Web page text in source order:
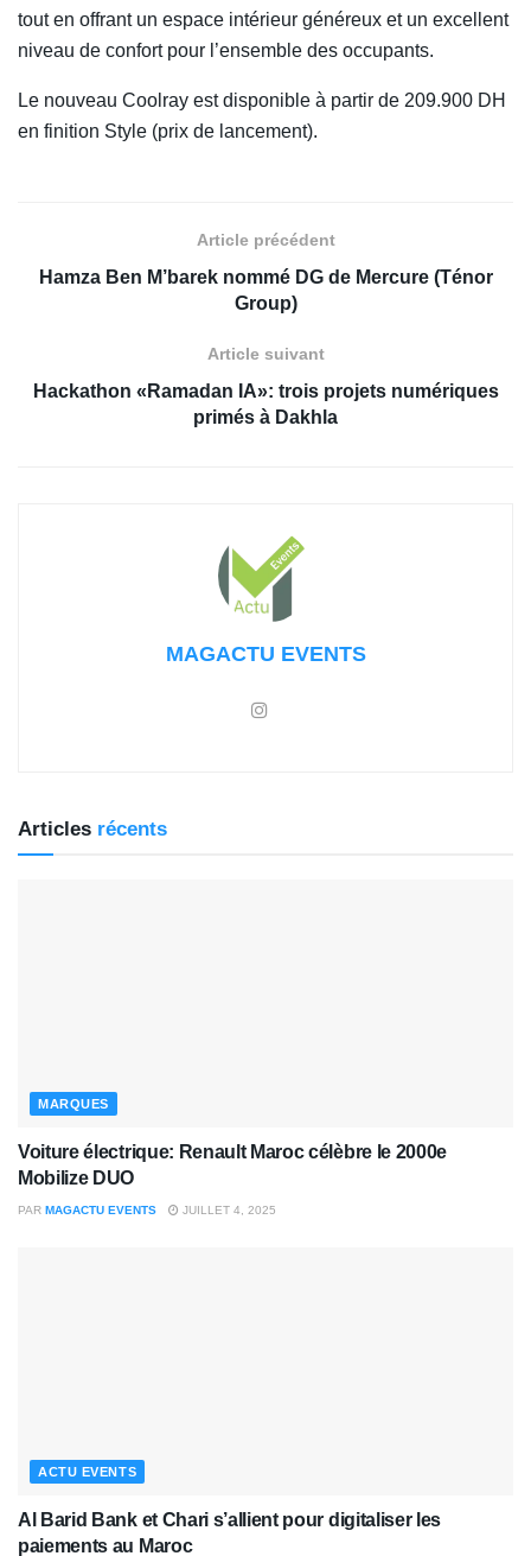
tout en offrant un espace intérieur généreux et un excellent
niveau de confort pour l’ensemble des occupants.
Le nouveau Coolray est disponible à partir de 209.900 DH
en finition Style (prix de lancement).
Article précédent
Hamza Ben M’barek nommé DG de Mercure (Ténor
Group)
Article suivant
Hackathon «Ramadan IA»: trois projets numériques
primés à Dakhla
MAGACTU EVENTS
Articles récents
MARQUES
Voiture électrique: Renault Maroc célèbre le 2000e
Mobilize DUO
PAR MAGACTU EVENTS JUILLET 4, 2025
ACTU EVENTS
Al Barid Bank et Chari s’allient pour digitaliser les
paiements au Maroc